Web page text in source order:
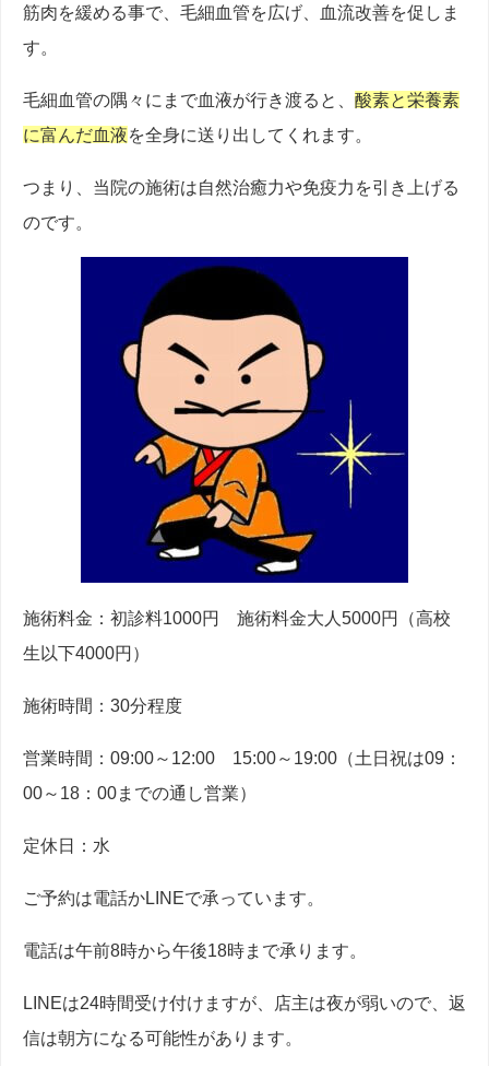
筋肉を緩める事で、毛細血管を広げ、血流改善を促しま
す。
毛細血管の隅々にまで血液が行き渡ると、 酸素と栄養素
に富んだ血液を全身に送り出してくれます。
つまり、当院の施術は自然治癒力や免疫力を引き上げる
のです。
施術料金：初診料1000円 施術料金大人5000円（高校
生以下4000円）
施術時間：30分程度
営業時間：09:00～12:00 15:00～19:00（土日祝は09：
00～18：00までの通し営業）
定休日：水
ご予約は電話かLINEで承っています。
電話は午前8時から午後18時まで承ります。
LINEは24時間受け付けますが、店主は夜が弱いので、返
信は朝方になる可能性があります。